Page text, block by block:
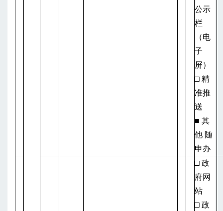
公示
栏
（电
子
屏）
□ 精
准推
送
■ 其
他 随
申办
□ 政
府网
站
□ 政